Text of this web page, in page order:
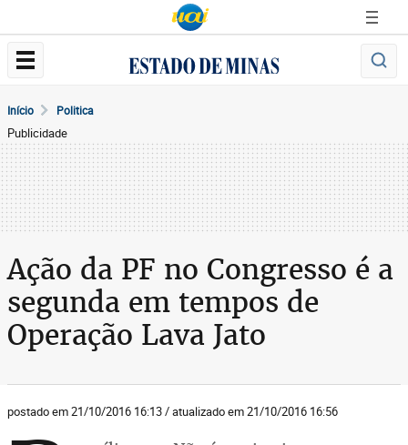
Início Politica
Publicidade
Ação da PF no Congresso é a
segunda em tempos de
Operação Lava Jato
postado em 21/10/2016 16:13 / atualizado em 21/10/2016 16:56